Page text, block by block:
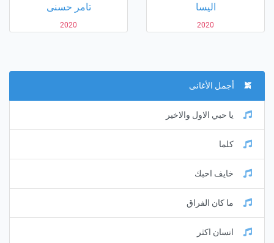
اليسا
2020
تامر حسنى
2020
أجمل الأغانى
يا حبي الاول والاخير
كلما
خايف احبك
ما كان الفراق
انسان اكثر